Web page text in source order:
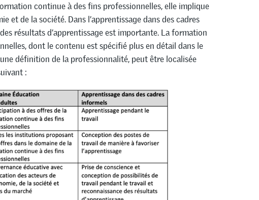
continue à des fins professionnelles, elle implique
et de la société. Dans l’apprentissage dans des cadres
résultats d’apprentissage est importante. La formation
dont le contenu est spécifié plus en détail dans le
définition de la professionnalité, peut être localisée
: